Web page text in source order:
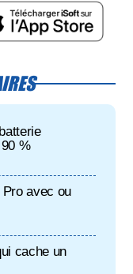
%
avec ou
cache un